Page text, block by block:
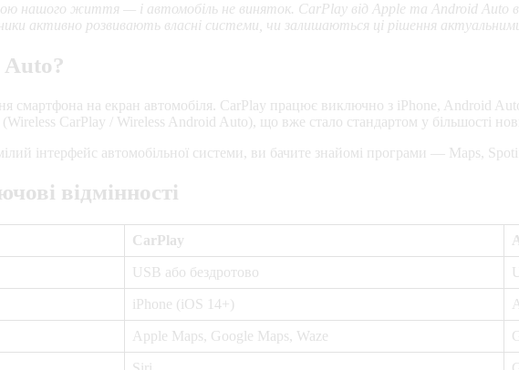
нашого життя — і автомобіль не виняток. CarPlay від Apple та Android Auto
активно розвивають власні системи, чи залишаються ці рішення
смартфона на екран автомобіля. CarPlay працює виключно з iPhone, Android
(Wireless CarPlay / Wireless Android Auto), що вже стало стандартом у більшості
інтерфейс автомобільної системи, ви бачите знайомі програми — Maps,
відмінності
CarPlay
USB або бездротово
iPhone (iOS 14+)
Apple Maps, Google Maps, Waze